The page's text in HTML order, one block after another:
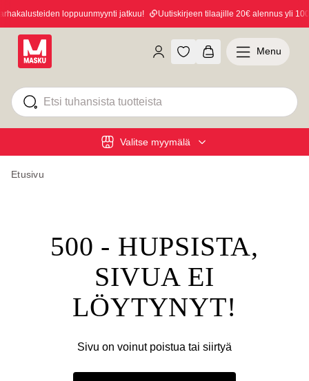
loppuunmyynti jatkuu! Uutiskirjeen tilaajille 20€ alennus yli
Valitse myymälä
Menu
Etusivu
500 - HUPSISTA,
SIVUA EI
LÖYTYNYT!
Sivu on voinut poistua tai siirtyä